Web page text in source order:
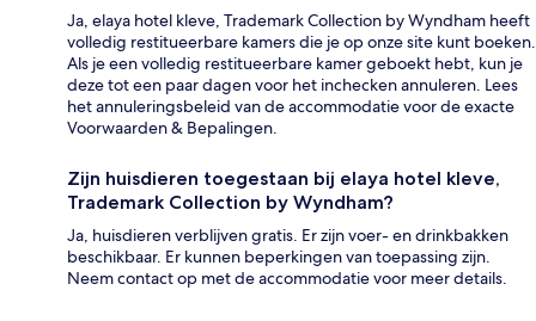
Ja, elaya hotel kleve, Trademark Collection by Wyndham heeft
volledig restitueerbare kamers die je op onze site kunt boeken.
Als je een volledig restitueerbare kamer geboekt hebt, kun je
deze tot een paar dagen voor het inchecken annuleren. Lees
het annuleringsbeleid van de accommodatie voor de exacte
Voorwaarden & Bepalingen.
Zijn huisdieren toegestaan bij elaya hotel kleve,
Trademark Collection by Wyndham?
Ja, huisdieren verblijven gratis. Er zijn voer- en drinkbakken
beschikbaar. Er kunnen beperkingen van toepassing zijn.
Neem contact op met de accommodatie voor meer details.